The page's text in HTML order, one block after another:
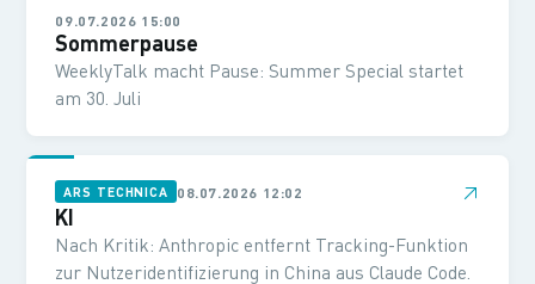
09.07.2026 15:00
Sommerpause
WeeklyTalk macht Pause: Summer Special startet
am 30. Juli
ARS TECHNICA 08.07.2026 12:02 ↗
KI
Nach Kritik: Anthropic entfernt Tracking-Funktion
zur Nutzeridentifizierung in China aus Claude Code.